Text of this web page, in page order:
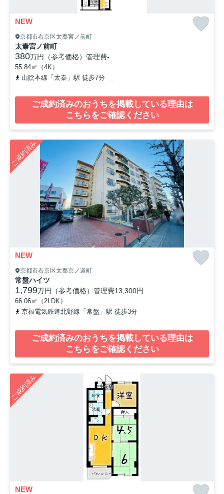
NEW
京都市右京区太秦宮ノ前町
太秦宮ノ前町
380万円（参考価格） 管理費-
55.84㎡（4K）
山陰本線「太秦」駅 徒歩7分
ご成約済みのおうちを掲載している理由は
こちらをご確認ください
ご成約済み
NEW
京都市右京区太秦京ノ道町
常盤ハイツ
1,799万円（参考価格） 管理費13,300円
66.06㎡（2LDK）
京福電気鉄道北野線「常盤」駅 徒歩3分
ご成約済みのおうちを掲載している理由は
こちらをご確認ください
ご成約済み
NEW